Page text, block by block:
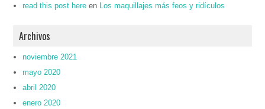
read this post here en Los maquillajes más feos y ridículos
Archivos
noviembre 2021
mayo 2020
abril 2020
enero 2020